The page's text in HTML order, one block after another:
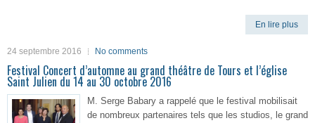
En lire plus
24 septembre 2016 No comments
Festival Concert d’automne au grand théâtre de Tours et l’église
Saint Julien du 14 au 30 octobre 2016
M. Serge Babary a rappelé que le festival mobilisait
de nombreux partenaires tels que les studios, le grand